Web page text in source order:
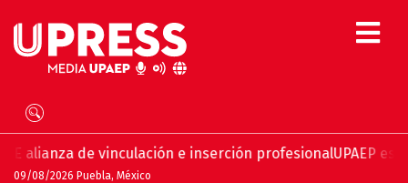
vinculación e inserción profesionalUPAEP estrena
09/08/2026 Puebla, México